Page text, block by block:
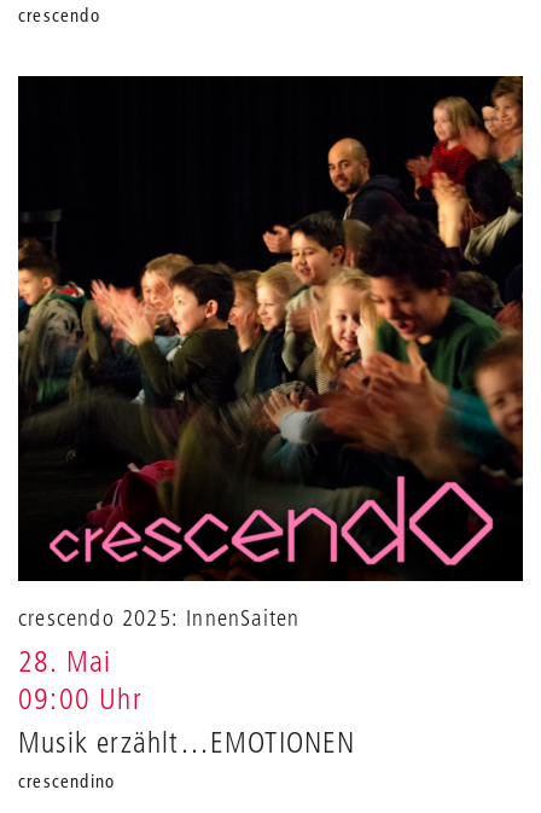
crescendo
crescendo 2025: InnenSaiten
28. Mai
09:00 Uhr
Musik erzählt…EMOTIONEN
crescendino